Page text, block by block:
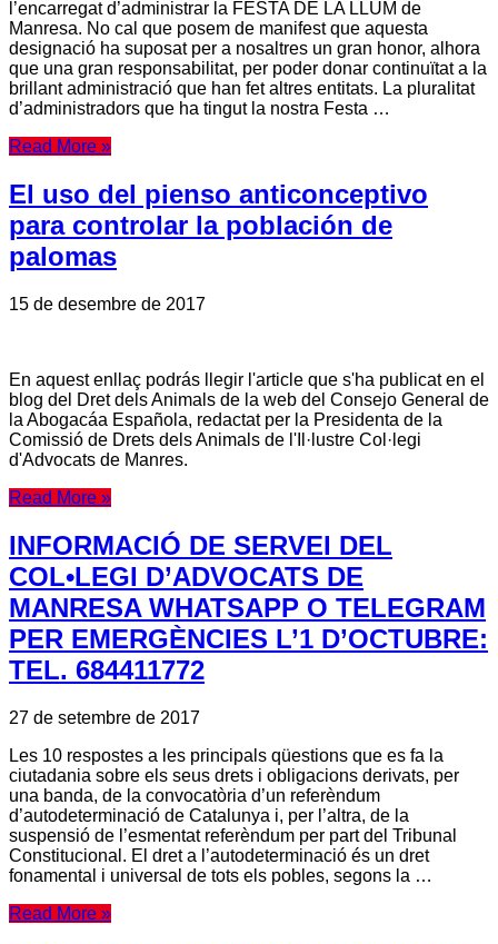
l’encarregat d’administrar la FESTA DE LA LLUM de
Manresa. No cal que posem de manifest que aquesta
designació ha suposat per a nosaltres un gran honor, alhora
que una gran responsabilitat, per poder donar continuïtat a la
brillant administració que han fet altres entitats. La pluralitat
d’administradors que ha tingut la nostra Festa …
Read More »
El uso del pienso anticonceptivo
para controlar la población de
palomas
15 de desembre de 2017
En aquest enllaç podrás llegir l'article que s'ha publicat en el
blog del Dret dels Animals de la web del Consejo General de
la Abogacáa Española, redactat per la Presidenta de la
Comissió de Drets dels Animals de l'Il·lustre Col·legi
d'Advocats de Manres.
Read More »
INFORMACIÓ DE SERVEI DEL
COL•LEGI D’ADVOCATS DE
MANRESA WHATSAPP O TELEGRAM
PER EMERGÈNCIES L’1 D’OCTUBRE:
TEL. 684411772
27 de setembre de 2017
Les 10 respostes a les principals qüestions que es fa la
ciutadania sobre els seus drets i obligacions derivats, per
una banda, de la convocatòria d’un referèndum
d’autodeterminació de Catalunya i, per l’altra, de la
suspensió de l’esmentat referèndum per part del Tribunal
Constitucional. El dret a l’autodeterminació és un dret
fonamental i universal de tots els pobles, segons la …
Read More »